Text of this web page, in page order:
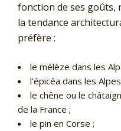
fonction de ses goûts,
la tendance
préfère :
le mélèze dans les
l’épicéa dans les
le chêne ou le
de la France ;
le pin en Corse ;